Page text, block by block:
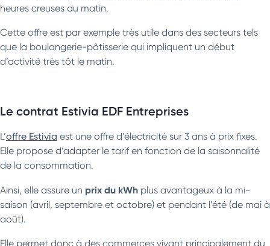
heures creuses du matin.
Cette offre est par exemple très utile dans des secteurs tels
que la boulangerie-pâtisserie qui impliquent un début
d’activité très tôt le matin.
Le contrat Estivia EDF Entreprises
L’offre Estivia est une offre d’électricité sur 3 ans à prix fixes.
Elle propose d’adapter le tarif en fonction de la saisonnalité
de la consommation.
Ainsi, elle assure un prix du kWh plus avantageux à la mi-
saison (avril, septembre et octobre) et pendant l’été (de mai à
août).
Elle permet donc à des commerces vivant principalement du